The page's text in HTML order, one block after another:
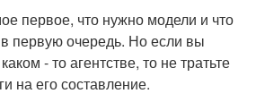
первое, что нужно модели и что
первую очередь. Но если вы
- то агентстве, то не тратьте
на его составление.